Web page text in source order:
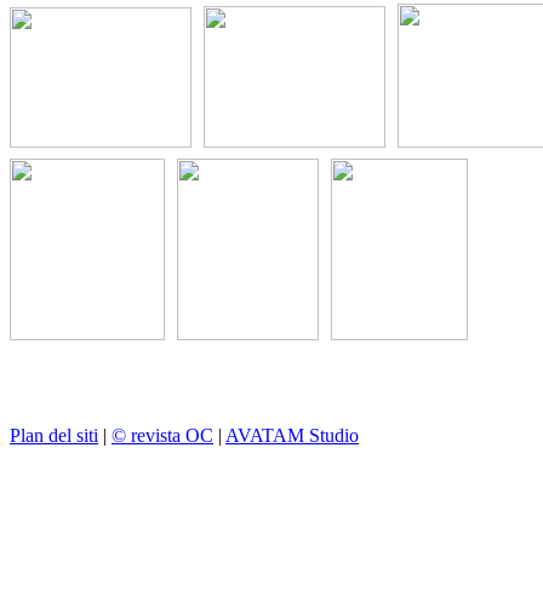
Plan del siti | © revista OC | AVATAM Studio